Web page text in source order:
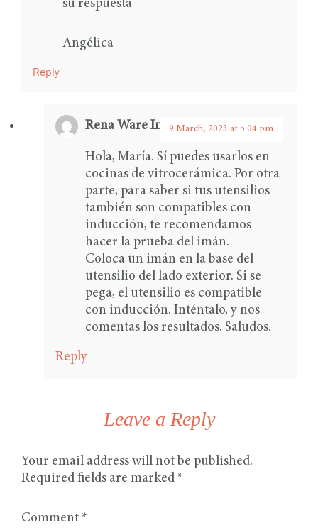
su respuesta
Angélica
Reply
Rena Ware International says:
9 March, 2023 at 5:04 pm
Hola, María. Sí puedes usarlos en
cocinas de vitrocerámica. Por otra
parte, para saber si tus utensilios
también son compatibles con
inducción, te recomendamos
hacer la prueba del imán.
Coloca un imán en la base del
utensilio del lado exterior. Si se
pega, el utensilio es compatible
con inducción. Inténtalo, y nos
comentas los resultados. Saludos.
Reply
Leave a Reply
Your email address will not be published.
Required fields are marked *
Comment *